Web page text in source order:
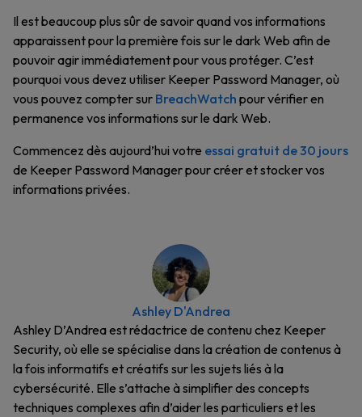
Il est beaucoup plus sûr de savoir quand vos informations
apparaissent pour la première fois sur le dark Web afin de
pouvoir agir immédiatement pour vous protéger. C’est
pourquoi vous devez utiliser Keeper Password Manager, où
vous pouvez compter sur BreachWatch pour vérifier en
permanence vos informations sur le dark Web.
Commencez dès aujourd’hui votre essai gratuit de 30 jours
de Keeper Password Manager pour créer et stocker vos
informations privées.
Ashley D'Andrea
Ashley D’Andrea est rédactrice de contenu chez Keeper
Security, où elle se spécialise dans la création de contenus à
la fois informatifs et créatifs sur les sujets liés à la
cybersécurité. Elle s’attache à simplifier des concepts
techniques complexes afin d’aider les particuliers et les